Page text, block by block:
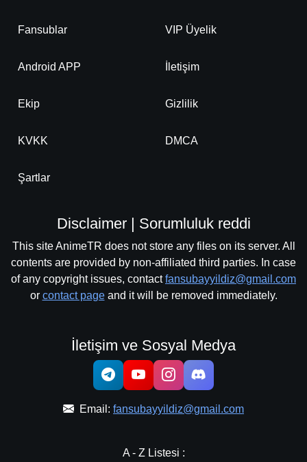
Fansublar VIP Üyelik
Android APP İletişim
Ekip Gizlilik
KVKK DMCA
Şartlar
Disclaimer | Sorumluluk reddi
This site AnimeTR does not store any files on its server. All
contents are provided by non-affiliated third parties. In case
of any copyright issues, contactfansubayyildiz@gmail.com
or contact pageand it will be removed immediately.
İletişim ve Sosyal Medya
Email: fansubayyildiz@gmail.com
A - Z Listesi :